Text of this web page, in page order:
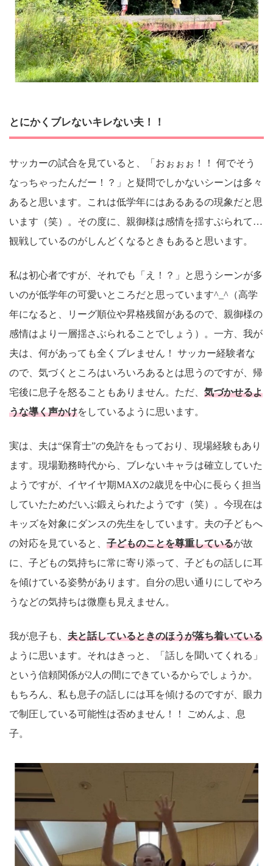
とにかくブレないキレない夫！！
サッカーの試合を見ていると、「おぉぉぉ！！ 何でそう
なっちゃったんだー！？」と疑問でしかないシーンは多々
あると思います。これは低学年にはあるあるの現象だと思
います（笑）。その度に、親御様は感情を揺すぶられて…
観戦しているのがしんどくなるときもあると思います。
私は初心者ですが、それでも「え！？」と思うシーンが多
いのが低学年の可愛いところだと思っています^_^（高学
年になると、リーグ順位や昇格残留があるので、親御様の
感情はより一層揺さぶられることでしょう）。一方、我が
夫は、何があっても全くブレません！ サッカー経験者な
ので、気づくところはいろいろあるとは思うのですが、帰
宅後に息子を怒ることもありません。ただ、 気づかせるよ
うな導く声かけをしているように思います。
実は、夫は“保育士”の免許をもっており、現場経験もあり
ます。現場勤務時代から、ブレないキャラは確立していた
ようですが、イヤイヤ期MAXの2歳児を中心に長らく担当
していたためだいぶ鍛えられたようです（笑）。今現在は
キッズを対象にダンスの先生をしています。夫の子どもへ
の対応を見ていると、 子どものことを尊重しているが故
に、子どもの気持ちに常に寄り添って、子どもの話しに耳
を傾けている姿勢があります。自分の思い通りにしてやろ
うなどの気持ちは微塵も見えません。
我が息子も、 夫と話しているときのほうが落ち着いている
ように思います。それはきっと、「話しを聞いてくれる」
という信頼関係が2人の間にできているからでしょうか。
もちろん、私も息子の話しには耳を傾けるのですが、眼力
で制圧している可能性は否めません！！ ごめんよ、息
子。